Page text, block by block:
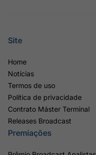
Site
Home
Notícias
Termos de uso
Política de privacidade
Contrato Máster Terminal
Releases Broadcast
Premiações